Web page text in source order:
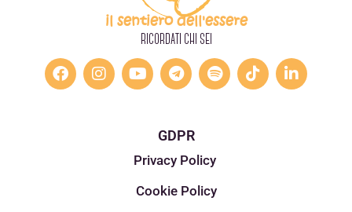
il sentiero dell'essere
RICORDATI CHI SEI
GDPR
Privacy Policy
Cookie Policy